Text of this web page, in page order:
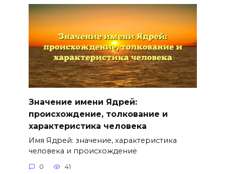
Значение имени Ядрей:
происхождение, толкование и
характеристика человека
Имя Ядрей: значение, характеристика
человека и происхождение
0 41